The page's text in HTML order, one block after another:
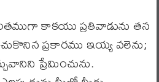
కాకయు ప్రతివాడును తన
ప్రకారము ఇయ్య వలెను;
ప్రేమించును.